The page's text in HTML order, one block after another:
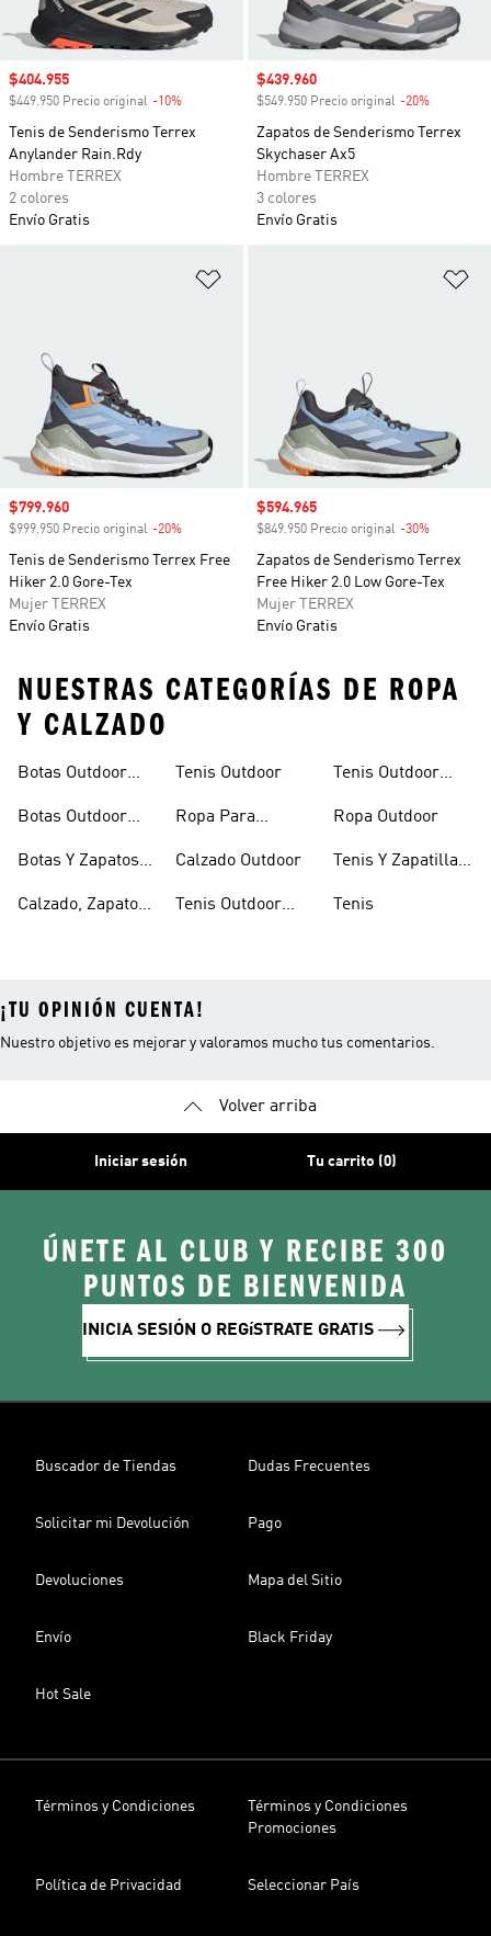
Precio de venta
$404.955
$449.950 Precio original -10%
Tenis de Senderismo Terrex
Anylander Rain.Rdy
Hombre TERREX
2 colores
Envío Gratis
Precio de venta
$439.960
$549.950 Precio original -20%
Zapatos de Senderismo Terrex
Skychaser Ax5
Hombre TERREX
3 colores
Envío Gratis
Precio de venta
$799.960
$999.950 Precio original -20%
Tenis de Senderismo Terrex Free
Hiker 2.0 Gore-Tex
Mujer TERREX
Envío Gratis
Precio de venta
$594.965
$849.950 Precio original -30%
Zapatos de Senderismo Terrex
Free Hiker 2.0 Low Gore-Tex
Mujer TERREX
Envío Gratis
NUESTRAS CATEGORÍAS DE ROPA
Y CALZADO
Botas Outdoor
Botas Outdoor
Botas Y Zapatos
Calzado, Zapatos
Senderismo
Tenis Outdoor
Ropa Para
Calzado Outdoor
Tenis Outdoor
Tenis Outdoor
Ropa Outdoor
Tenis Y Zapatillas
Senderismo
Tenis
¡TU OPINIÓN CUENTA!
Nuestro objetivo es mejorar y valoramos mucho tus comentarios.
Volver arriba
Iniciar sesión Tu carrito (0)
ÚNETE AL CLUB Y RECIBE 300
PUNTOS DE BIENVENIDA
INICIA SESIÓN O REGíSTRATE GRATIS
Buscador de Tiendas Dudas Frecuentes
Solicitar mi Devolución Pago
Devoluciones Mapa del Sitio
Envío Black Friday
Hot Sale
Términos y Condiciones
Términos y Condiciones
Promociones
Política de Privacidad Seleccionar País